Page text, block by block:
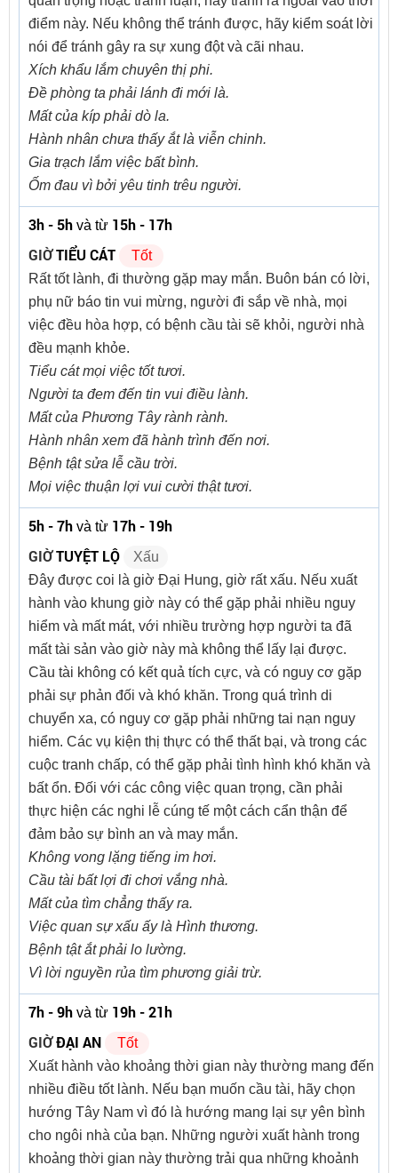
điểm này. Nếu không thể tránh được, hãy kiểm soát lời
nói để tránh gây ra sự xung đột và cãi nhau.
Xích khẩu lắm chuyên thị phi.
Đề phòng ta phải lánh đi mới là.
Mất của kíp phải dò la.
Hành nhân chưa thấy ắt là viễn chinh.
Gia trạch lắm việc bất bình.
Ốm đau vì bởi yêu tinh trêu người.
3h - 5h và từ 15h - 17h
GIỜTIỂU CÁT
Tốt
Rất tốt lành, đi thường gặp may mắn. Buôn bán có lời,
phụ nữ báo tin vui mừng, người đi sắp về nhà, mọi
việc đều hòa hợp, có bệnh cầu tài sẽ khỏi, người nhà
đều mạnh khỏe.
Tiểu cát mọi việc tốt tươi.
Người ta đem đến tin vui điều lành.
Mất của Phương Tây rành rành.
Hành nhân xem đã hành trình đến nơi.
Bệnh tật sửa lễ cầu trời.
Mọi việc thuận lợi vui cười thật tươi.
5h - 7h và từ 17h - 19h
GIỜTUYỆT LỘ
Xấu
Đây được coi là giờ Đại Hung, giờ rất xấu. Nếu xuất
hành vào khung giờ này có thể gặp phải nhiều nguy
hiểm và mất mát, với nhiều trường hợp người ta đã
mất tài sản vào giờ này mà không thể lấy lại được.
Cầu tài không có kết quả tích cực, và có nguy cơ gặp
phải sự phản đối và khó khăn. Trong quá trình di
chuyển xa, có nguy cơ gặp phải những tai nạn nguy
hiểm. Các vụ kiện thị thực có thể thất bại, và trong các
cuộc tranh chấp, có thể gặp phải tình hình khó khăn và
bất ổn. Đối với các công việc quan trọng, cần phải
thực hiện các nghi lễ cúng tế một cách cẩn thận để
đảm bảo sự bình an và may mắn.
Không vong lặng tiếng im hơi.
Cầu tài bất lợi đi chơi vắng nhà.
Mất của tìm chẳng thấy ra.
Việc quan sự xấu ấy là Hình thương.
Bệnh tật ắt phải lo lường.
Vì lời nguyền rủa tìm phương giải trừ.
7h - 9h và từ 19h - 21h
GIỜĐẠI AN
Tốt
Xuất hành vào khoảng thời gian này thường mang đến
nhiều điều tốt lành. Nếu bạn muốn cầu tài, hãy chọn
hướng Tây Nam vì đó là hướng mang lại sự yên bình
cho ngôi nhà của bạn. Những người xuất hành trong
khoảng thời gian này thường trải qua những khoảnh